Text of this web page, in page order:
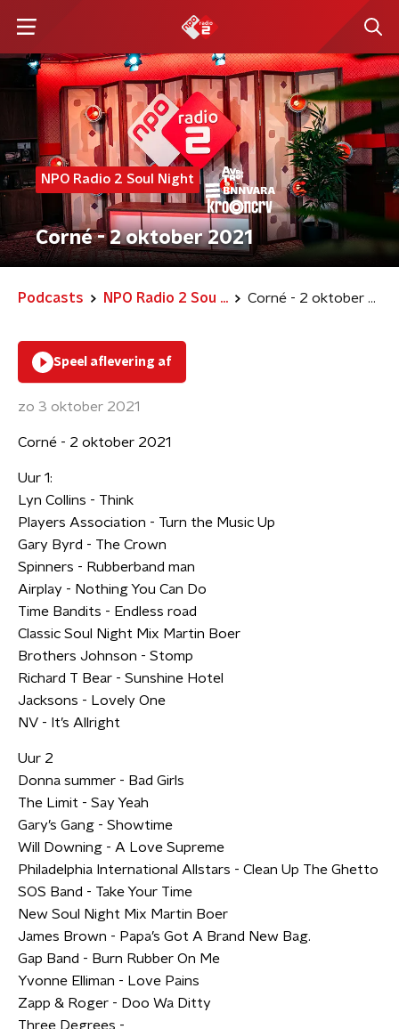
NPO Radio 2 Soul Night
Corné - 2 oktober 2021
Podcasts NPO Radio 2 Sou ... Corné - 2 oktober 2021
Speel aflevering af
zo 3 oktober 2021
Corné - 2 oktober 2021
Uur 1:
Lyn Collins - Think
Players Association - Turn the Music Up
Gary Byrd - The Crown
Spinners - Rubberband man
Airplay - Nothing You Can Do
Time Bandits - Endless road
Classic Soul Night Mix Martin Boer
Brothers Johnson - Stomp
Richard T Bear - Sunshine Hotel
Jacksons - Lovely One
NV - It’s Allright
Uur 2
Donna summer - Bad Girls
The Limit - Say Yeah
Gary’s Gang - Showtime
Will Downing - A Love Supreme
Philadelphia International Allstars - Clean Up The Ghetto
SOS Band - Take Your Time
New Soul Night Mix Martin Boer
James Brown - Papa’s Got A Brand New Bag.
Gap Band - Burn Rubber On Me
Yvonne Elliman - Love Pains
Zapp & Roger - Doo Wa Ditty
Three Degrees -